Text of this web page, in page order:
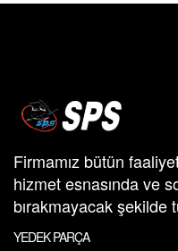
Firmamız bütün
hizmet esnasında ve
bırakmayacak şekilde
YEDEK PARÇA